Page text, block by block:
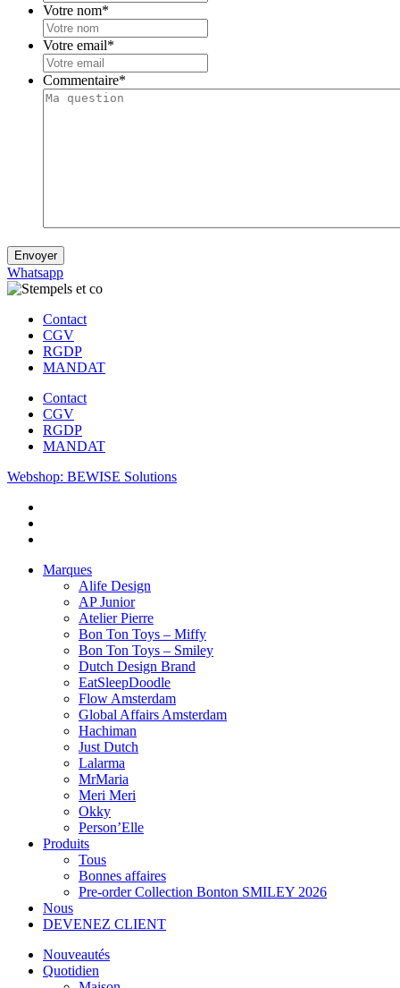
Votre nom*
Votre email*
Commentaire*
Envoyer
Whatsapp
Contact
CGV
RGDP
MANDAT
Contact
CGV
RGDP
MANDAT
Webshop: BEWISE Solutions
Marques
Alife Design
AP Junior
Atelier Pierre
Bon Ton Toys – Miffy
Bon Ton Toys – Smiley
Dutch Design Brand
EatSleepDoodle
Flow Amsterdam
Global Affairs Amsterdam
Hachiman
Just Dutch
Lalarma
MrMaria
Meri Meri
Okky
Person’Elle
Produits
Tous
Bonnes affaires
Pre-order Collection Bonton SMILEY 2026
Nous
DEVENEZ CLIENT
Nouveautés
Quotidien